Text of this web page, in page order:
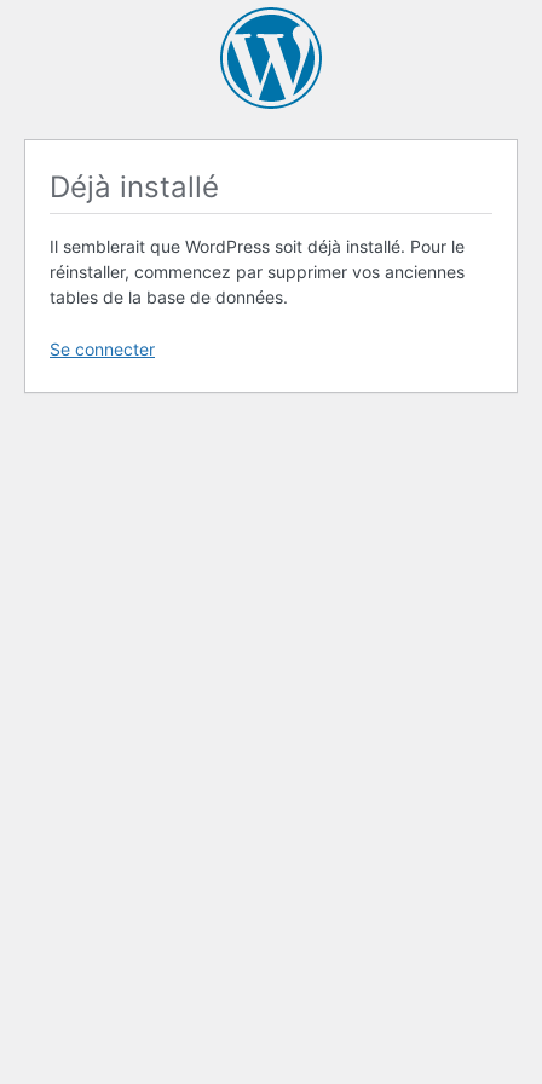
Déjà installé
Il semblerait que WordPress soit déjà installé. Pour le
réinstaller, commencez par supprimer vos anciennes
tables de la base de données.
Se connecter